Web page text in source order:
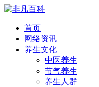
首页
网络资讯
养生文化
中医养生
节气养生
养生人群